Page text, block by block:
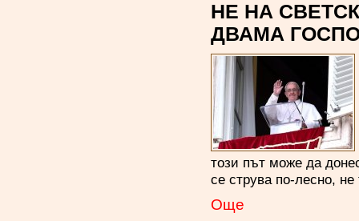
НЕ НА
ДВАМА
този път може да
се струва по-лесно,
Oще